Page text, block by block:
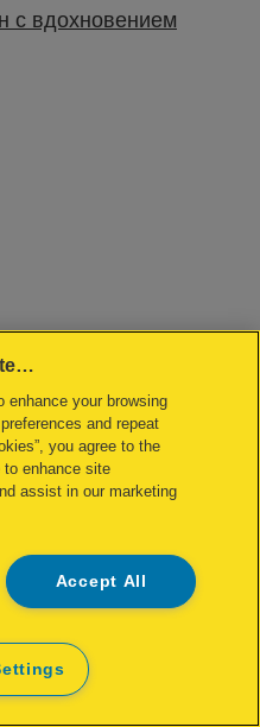
с вдохновением
enhance your browsing
and repeat
you agree to the
enhance site
assist in our marketing
Accept All